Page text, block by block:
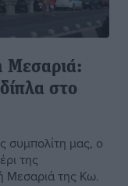
Μεσαριά:
στο
συμπολίτη μας, ο
της
Μεσαριά της Κω.